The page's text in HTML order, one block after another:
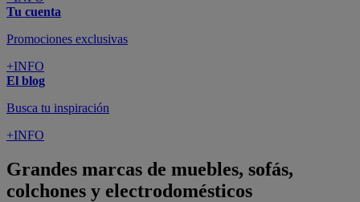
Tu cuenta
Promociones exclusivas
+INFO
El blog
Busca tu inspiración
+INFO
Grandes marcas de muebles, sofás,
colchones y electrodomésticos